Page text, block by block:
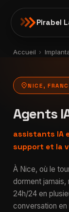
Pirabel
Accueil ›
location_onNICE,
Agents
assistants IA
support et la
À Nice, où le
dorment
24h/24 en
conversation